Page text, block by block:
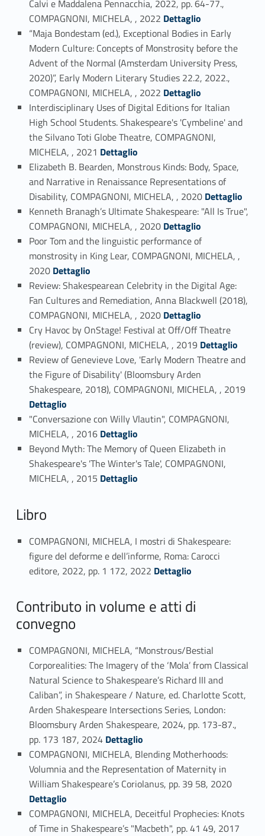
Calvi e Maddalena Pennacchia, 2022, pp. 64-77.,
COMPAGNONI, MICHELA, , 2022 Link identifier #identifier_person_154265-8Dettaglio
“Maja Bondestam (ed.), Exceptional Bodies in Early
Modern Culture: Concepts of Monstrosity before the
Advent of the Normal (Amsterdam University Press,
2020)”, Early Modern Literary Studies 22.2, 2022.,
COMPAGNONI, MICHELA, , 2022 Link identifier #identifier_person_41214-9Dettaglio
Interdisciplinary Uses of Digital Editions for Italian
High School Students. Shakespeare's 'Cymbeline' and
the Silvano Toti Globe Theatre, COMPAGNONI,
MICHELA, , 2021 Link identifier #identifier_person_186228-10
Dettaglio
Elizabeth B. Bearden, Monstrous Kinds: Body, Space,
and Narrative in Renaissance Representations of
Disability, COMPAGNONI, MICHELA, , 2020 Link identifier #identifier_person_176399-11
Dettaglio
Kenneth Branagh’s Ultimate Shakespeare: "All Is True",
COMPAGNONI, MICHELA, , 2020 Link identifier #identifier_person_113711-12
Dettaglio
Poor Tom and the linguistic performance of
monstrosity in King Lear, COMPAGNONI, MICHELA, ,
2020 Link identifier #identifier_person_177576-13
Dettaglio
Review: Shakespearean Celebrity in the Digital Age:
Fan Cultures and Remediation, Anna Blackwell (2018),
COMPAGNONI, MICHELA, , 2020 Link identifier #identifier_person_129278-14
Dettaglio
Cry Havoc by OnStage! Festival at Off/Off Theatre
(review), COMPAGNONI, MICHELA, , 2019 Link identifier #identifier_person_56894-15
Dettaglio
Review of Genevieve Love, 'Early Modern Theatre and
the Figure of Disability' (Bloomsbury Arden
Shakespeare, 2018), COMPAGNONI, MICHELA, , 2019
Dettaglio
"Conversazione con Willy Vlautin", COMPAGNONI,
MICHELA, , 2016 Link identifier #identifier_person_160961-17
Dettaglio
Beyond Myth: The Memory of Queen Elizabeth in
Shakespeare's 'The Winter's Tale', COMPAGNONI,
MICHELA, , 2015 Link identifier #identifier_person_153576-18
Dettaglio
Libro
COMPAGNONI, MICHELA, I mostri di Shakespeare:
figure del deforme e dell’informe, Roma: Carocci
editore, 2022, pp. 1 172, 2022 Link identifier #identifier_person_78057-19
Dettaglio
Contributo in volume e atti di
convegno
COMPAGNONI, MICHELA, “Monstrous/Bestial
Corporealities: The Imagery of the ‘Mola’ from Classical
Natural Science to Shakespeare’s Richard III and
Caliban”, in Shakespeare / Nature, ed. Charlotte Scott,
Arden Shakespeare Intersections Series, London:
Bloomsbury Arden Shakespeare, 2024, pp. 173-87.,
pp. 173 187, 2024 Link identifier #identifier_person_171815-20
Dettaglio
COMPAGNONI, MICHELA, Blending Motherhoods:
Volumnia and the Representation of Maternity in
William Shakespeare’s Coriolanus, pp. 39 58, 2020
Dettaglio
COMPAGNONI, MICHELA, Deceitful Prophecies: Knots
of Time in Shakespeare’s "Macbeth", pp. 41 49, 2017